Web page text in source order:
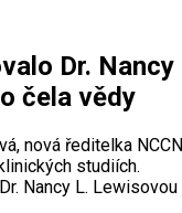
Dr. Nancy
čela vědy
nová ředitelka
studiích.